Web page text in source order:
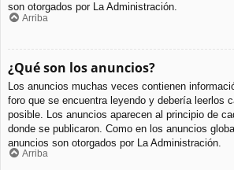
son otorgados por La Administración.
Arriba
¿Qué son los anuncios?
Los anuncios muchas veces contienen
foro que se encuentra leyendo y debería leerlos
posible. Los anuncios aparecen al principio de
donde se publicaron. Como en los anuncios
anuncios son otorgados por La Administración.
Arriba